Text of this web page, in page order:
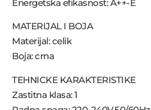
Energetska efikasnost: A++-E
MATERIJAL I BOJA
Materijal: celik
Boja: crna
TEHNICKE KARAKTERISTIKE
Zastitna klasa: 1